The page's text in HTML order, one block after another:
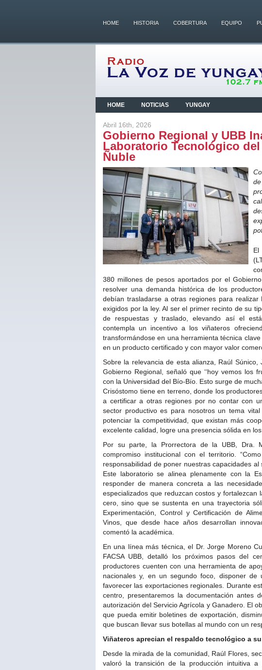
HOME HISTORIA COBERTURA EQUIPO
HOME NOTICIAS YUNGAY
Abril 16th, 2026
Gobierno Regional y UBB
Laboratorio Tecnológico
Ñuble
El
380 millones de pesos aportados por el
resolver una demanda histórica de los
debían trasladarse a otras regiones para
exigidos por la ley. Al ser el primer recinto de su
de respuestas y traslado, elevando así el
contempla un incentivo a los viñateros
transformándose en una herramienta técnica
en un producto certificado y con mayor valor
Sobre la relevancia de esta alianza, Raúl
Gobierno Regional, señaló que ‘‘hoy vemos los
con la Universidad del Bío-Bío. Esto surge de
Crisóstomo tiene en terreno, donde los
a certificar a otras regiones por no contar con
sector productivo es para nosotros un tema
potenciar la competitividad, que existan más
excelente calidad, logre una presencia sólida en
Por su parte, la Prorrectora de la UBB, Dra.
compromiso institucional con el territorio.
responsabilidad de poner nuestras capacidades
Este laboratorio se alinea plenamente con la
responder de manera concreta a las
especializados que reduzcan costos y
cero, sino que se sustenta en una trayectoria
Experimentación, Control y Certificación de
Vinos, que desde hace años desarrollan
comentó la académica.
En una línea más técnica, el Dr. Jorge Moreno
FACSA UBB, detalló los próximos pasos del
productores cuenten con una herramienta de
nacionales y, en un segundo foco, disponer
favorecer las exportaciones regionales. Durante
centro, presentaremos la documentación
autorización del Servicio Agrícola y Ganadero. El
que pueda emitir boletines de exportación,
que buscan llevar sus botellas al mundo con un
Viñateros aprecian el respaldo tecnológico a
Desde la mirada de la comunidad, Raúl Flores,
valoró la transición de la producción intuitiva a